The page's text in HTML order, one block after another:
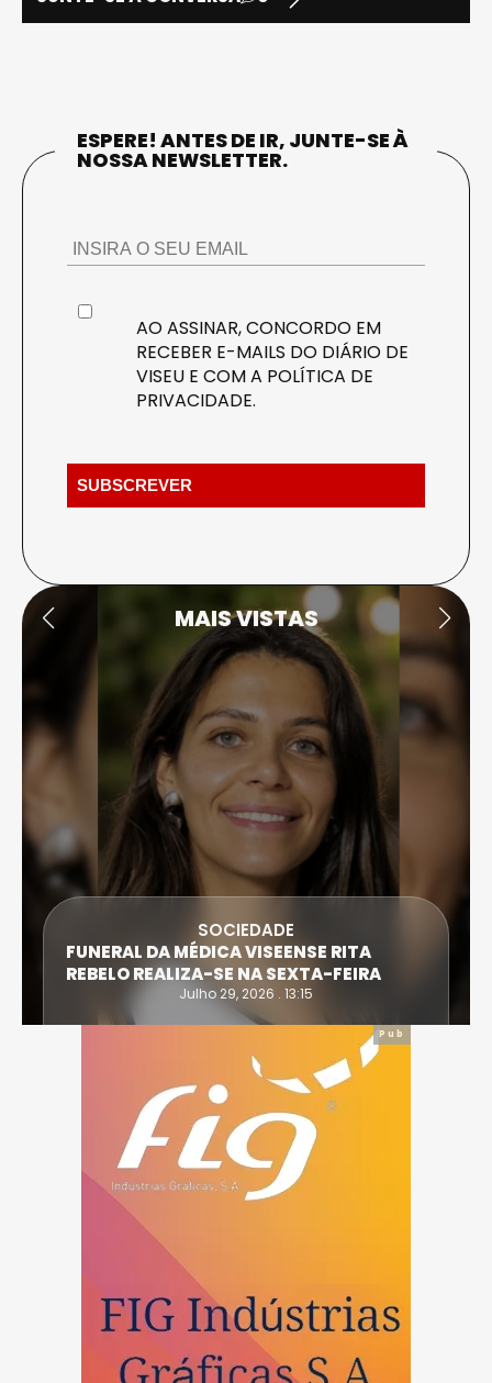
ESPERE! ANTES DE IR, JUNTE-SE À
NOSSA NEWSLETTER.
AO ASSINAR, CONCORDO EM
RECEBER E-MAILS DO DIÁRIO DE
VISEU E COM A POLÍTICA DE
PRIVACIDADE.
MAIS VISTAS
SOCIEDADE
FUNERAL DA MÉDICA VISEENSE RITA
REBELO REALIZA-SE NA SEXTA-FEIRA
Julho 29, 2026 . 13:15
Pub